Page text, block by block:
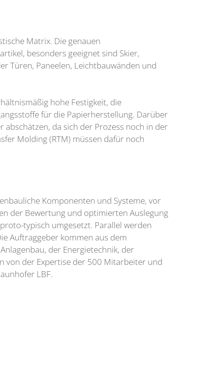
Matrix. Die genauen
besonders geeignet sind Skier,
Türen, Paneelen, Leichtbauwänden und
hohe Festigkeit, die
für die Papierherstellung. Darüber
da sich der Prozess noch in der
Molding (RTM) müssen dafür noch
Komponenten und Systeme, vor
der Bewertung und optimierten Auslegung
typisch umgesetzt. Parallel werden
Auftraggeber kommen aus dem
der Energietechnik, der
von der Expertise der 500 Mitarbeiter und
LBF.